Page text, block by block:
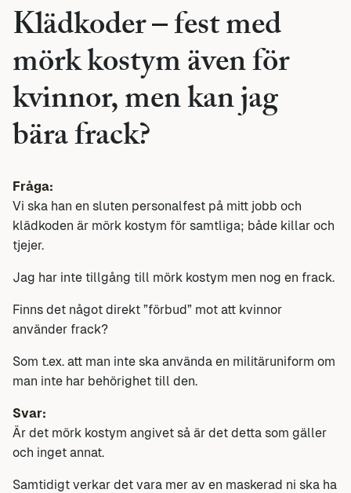
Klädkoder – fest med
mörk kostym även för
kvinnor, men kan jag
bära frack?
Fråga:
Vi ska han en sluten personalfest på mitt jobb och
klädkoden är mörk kostym för samtliga; både killar och
tjejer.
Jag har inte tillgång till mörk kostym men nog en frack.
Finns det något direkt ”förbud” mot att kvinnor
använder frack?
Som t.ex. att man inte ska använda en militäruniform om
man inte har behörighet till den.
Svar:
Är det mörk kostym angivet så är det detta som gäller
och inget annat.
Samtidigt verkar det vara mer av en maskerad ni ska ha